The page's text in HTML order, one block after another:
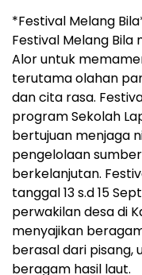
*Festival Melang
Festival Melang
Alor untuk
terutama olahan
dan cita rasa.
program Sekolah
bertujuan menjaga
pengelolaan
berkelanjutan.
tanggal 13 s.d 15
perwakilan desa di
menyajikan
berasal dari pisang,
beragam hasil laut.